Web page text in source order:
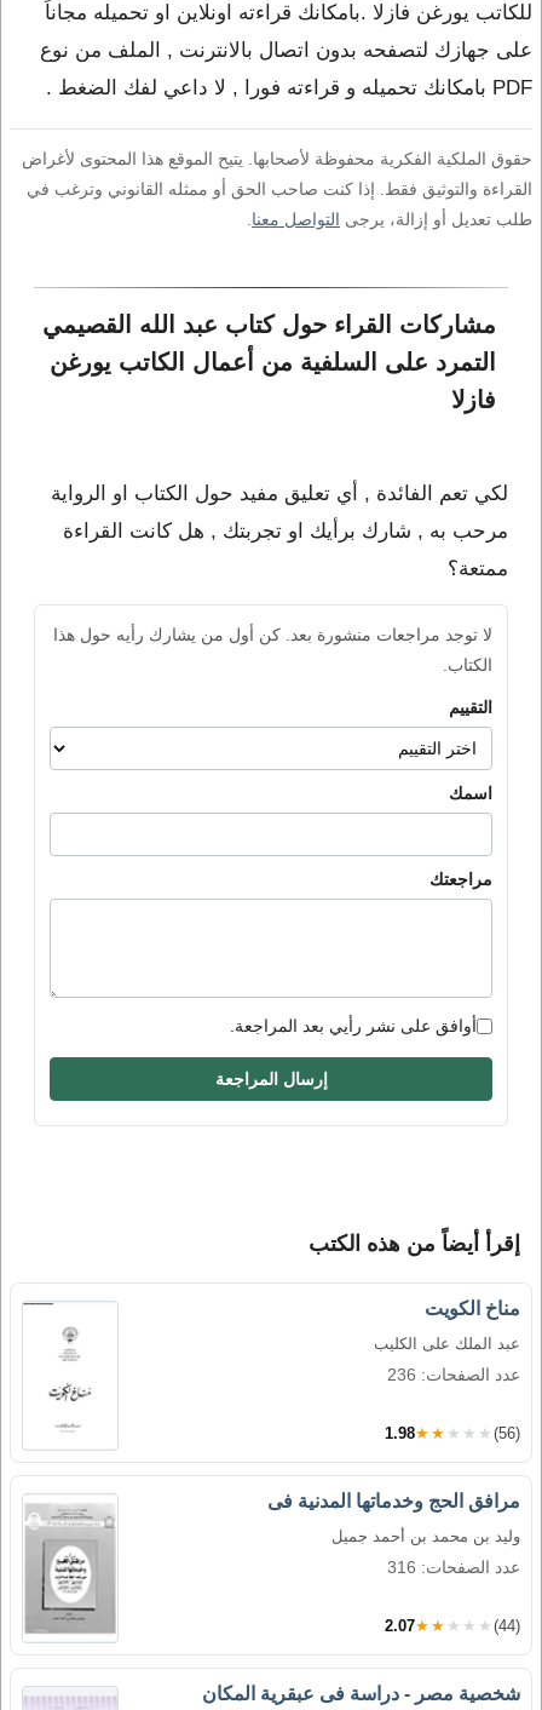
للكاتب يورغن فازلا .بامكانك قراءته اونلاين او تحميله مجاناً
على جهازك لتصفحه بدون اتصال بالانترنت , الملف من نوع
PDF بامكانك تحميله و قراءته فورا , لا داعي لفك الضغط .
حقوق الملكية الفكرية محفوظة لأصحابها. يتيح الموقع هذا المحتوى لأغراض
القراءة والتوثيق فقط. إذا كنت صاحب الحق أو ممثله القانوني وترغب في
طلب تعديل أو إزالة، يرجى التواصل معنا
مشاركات القراء حول كتاب عبد الله القصيمي
التمرد على السلفية من أعمال الكاتب يورغن
فازلا
لكي تعم الفائدة , أي تعليق مفيد حول الكتاب او الرواية
مرحب به , شارك برأيك او تجربتك , هل كانت القراءة
ممتعة؟
لا توجد مراجعات منشورة بعد. كن أول من يشارك رأيه حول هذا
الكتاب.
التقييم
اسمك
مراجعتك
أوافق على نشر رأيي بعد المراجعة.
إرسال المراجعة
إقرأ أيضاً من هذه الكتب
مناخ الكويت
عبد الملك على الكليب
عدد الصفحات: 236
1.98★★★★★ (56)
مرافق الحج وخدماتها المدنية فى
وليد بن محمد بن أحمد جميل
عدد الصفحات: 316
2.07★★★★★ (44)
شخصية مصر - دراسة فى عبقرية المكان